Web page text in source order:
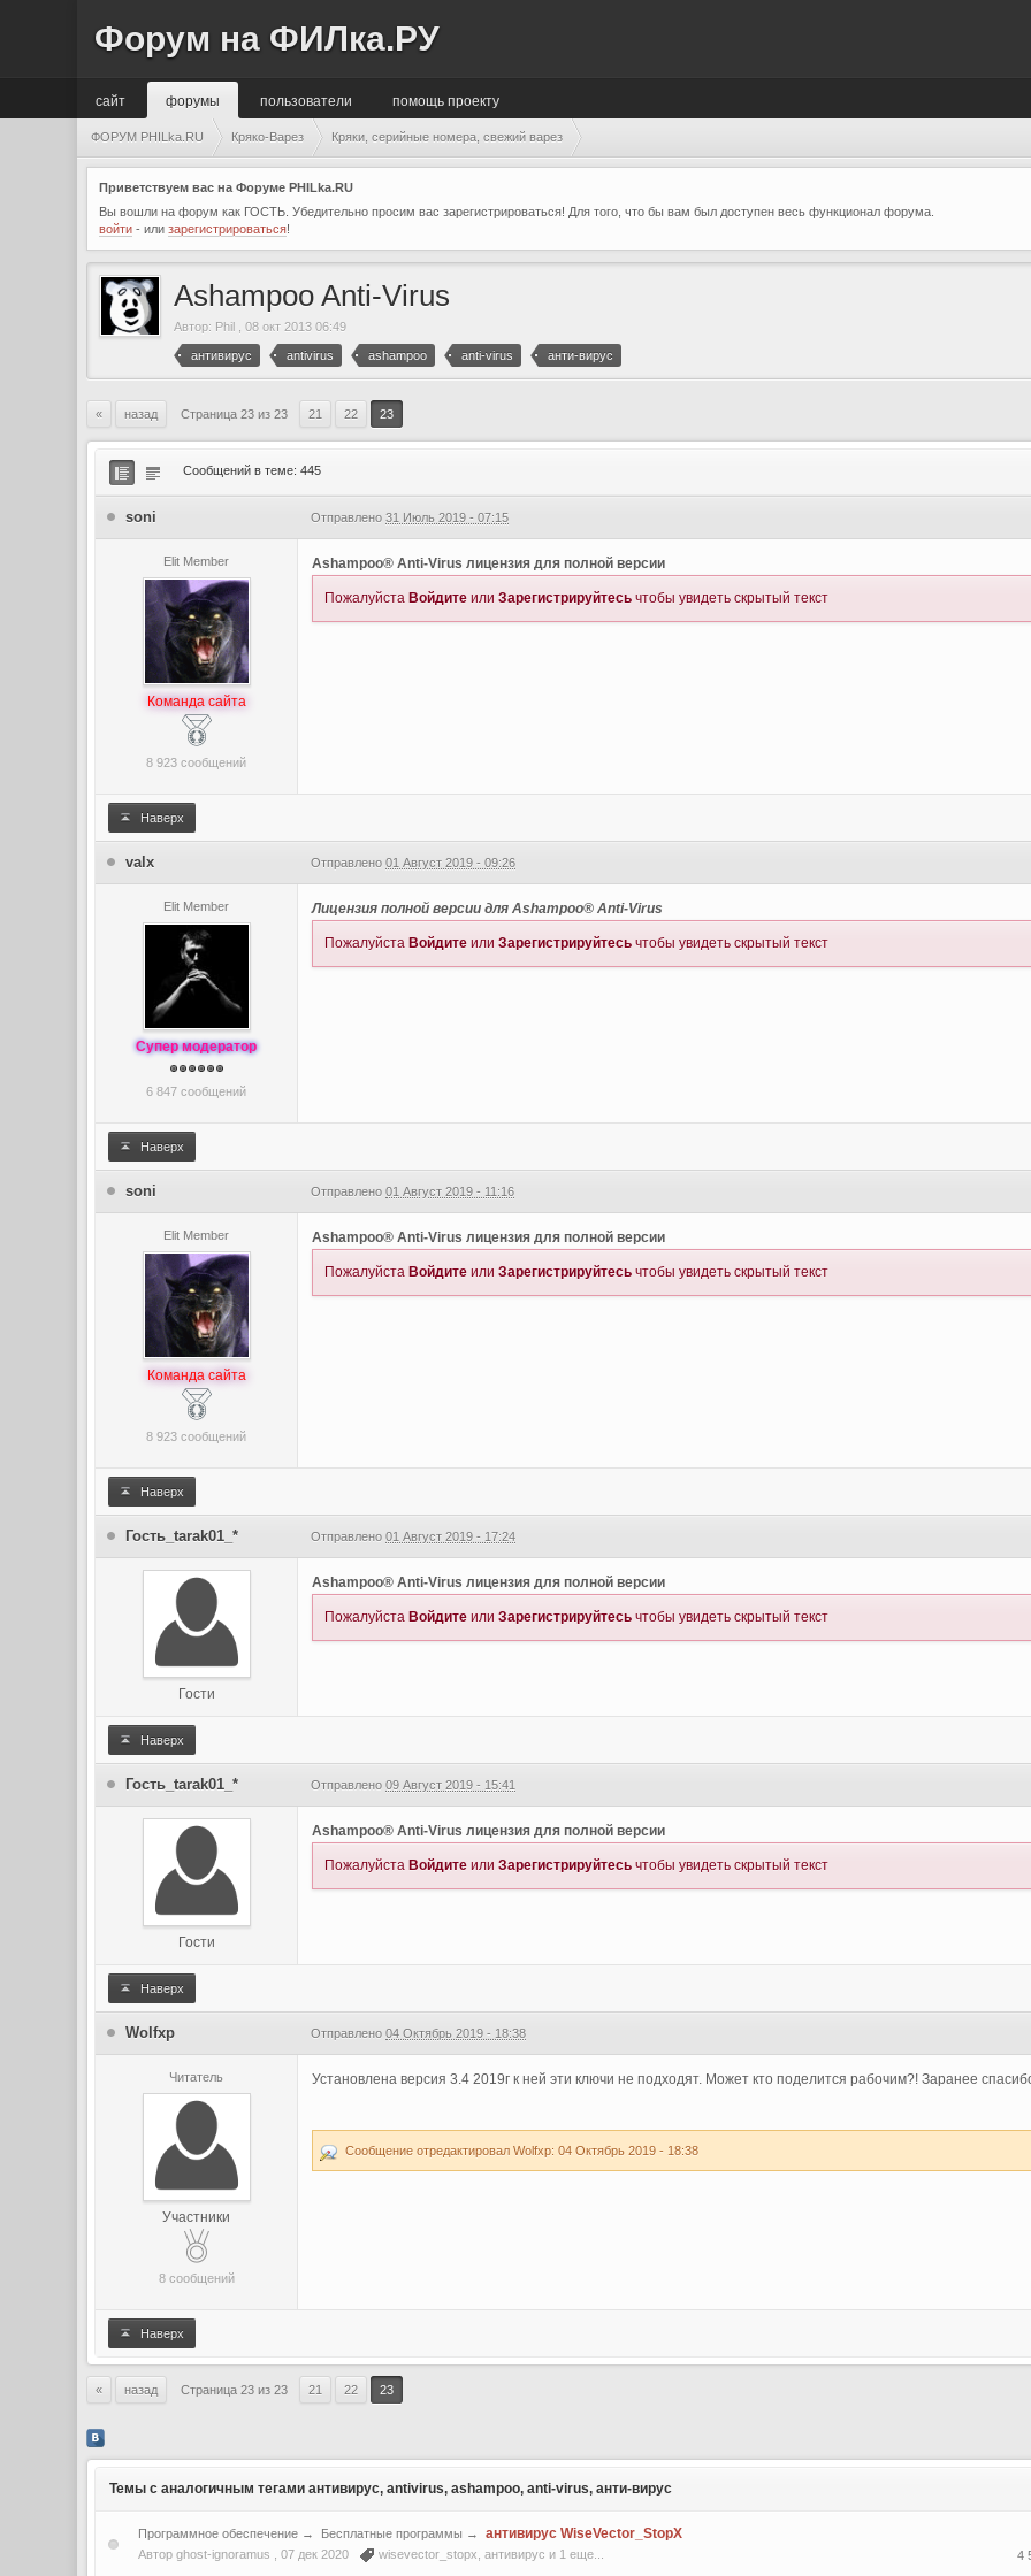
Форум на ФИЛка.РУ
сайт помощь проекту
форумы пользователи
ФОРУМ PHILka.RU Кряко-Варез Кряки, серийные номера, свежий варез
Приветствуем вас на Форуме PHILka.RU
Вы вошли на форум как ГОСТЬ. Убедительно просим вас зарегистрироваться! Для того, что бы вам был доступен весь функционал форума.
войти - илизарегистрироваться!
Ashampoo Anti-Virus
Автор: Phil ,08 окт 2013 06:49
антивирус antivirus ashampoo anti-virus анти-вирус
« назад Страница 23 из 23 21 22 23
Сообщений в теме: 445
soni Отправлено31 Июль 2019 - 07:15
Elit Member
Команда сайта
8 923 сообщений
Ashampoo® Anti-Virus лицензия для полной версии
Пожалуйста Войдите илиЗарегистрируйтесь чтобы увидеть скрытый текст
Наверх
valx Отправлено01 Август 2019 - 09:26
Elit Member
Супер модератор
6 847 сообщений
Лицензия полной версии для Ashampoo® Anti-Virus
Пожалуйста Войдите илиЗарегистрируйтесь чтобы увидеть скрытый текст
Наверх
soni Отправлено01 Август 2019 - 11:16
Elit Member
Команда сайта
8 923 сообщений
Ashampoo® Anti-Virus лицензия для полной версии
Пожалуйста Войдите илиЗарегистрируйтесь чтобы увидеть скрытый текст
Наверх
Гость_tarak01_* Отправлено01 Август 2019 - 17:24
Гости
Ashampoo® Anti-Virus лицензия для полной версии
Пожалуйста Войдите илиЗарегистрируйтесь чтобы увидеть скрытый текст
Наверх
Гость_tarak01_* Отправлено09 Август 2019 - 15:41
Гости
Ashampoo® Anti-Virus лицензия для полной версии
Пожалуйста Войдите илиЗарегистрируйтесь чтобы увидеть скрытый текст
Наверх
Wolfxp Отправлено04 Октябрь 2019 - 18:38
Читатель
Участники
8 сообщений
Установлена версия 3.4 2019г к ней эти ключи не подходят. Может кто поделится рабочим?! Заранее
Сообщение отредактировал Wolfxp: 04 Октябрь 2019 - 18:38
Наверх
« назад Страница 23 из 23 21 22 23
Темы с аналогичным тегами антивирус, antivirus, ashampoo, anti-virus, анти-вирус
Программное обеспечение → Бесплатные программы → антивирус WiseVector_StopX
Автор ghost-ignoramus ,07 дек 2020 wisevector_stopx ,антивирус и 1 еще...
4